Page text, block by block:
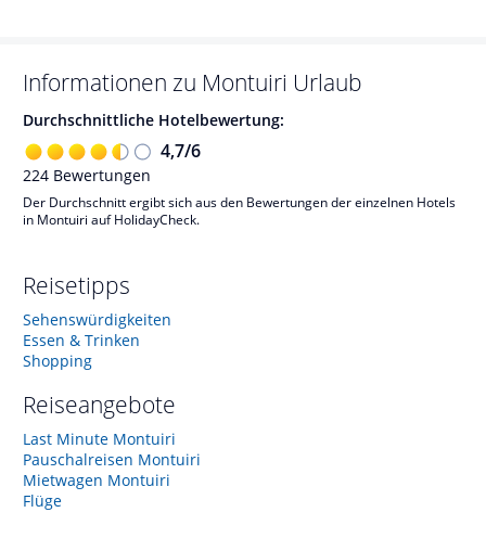
Informationen zu Montuiri Urlaub
Durchschnittliche Hotelbewertung:
4,7/6
224 Bewertungen
Der Durchschnitt ergibt sich aus den Bewertungen der einzelnen Hotels
in Montuiri auf HolidayCheck.
Reisetipps
Sehenswürdigkeiten
Essen & Trinken
Shopping
Reiseangebote
Last Minute Montuiri
Pauschalreisen Montuiri
Mietwagen Montuiri
Flüge